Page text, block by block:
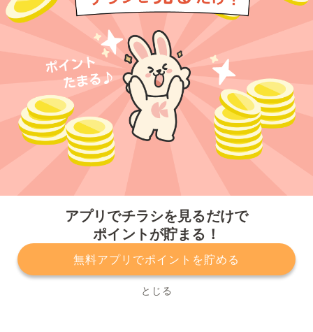
アプリでチラシを見るだけで
ポイントが貯まる！
無料アプリでポイントを貯める
とじる
プライバシーポリシー 利用規約
運営会社
サービスに関してのお問い合わせ